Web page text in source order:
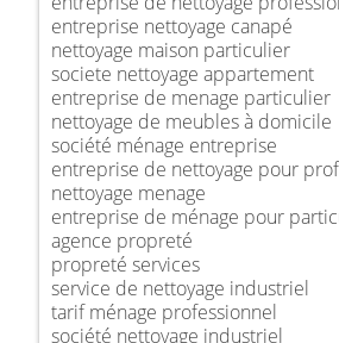
entreprise nettoyage canapé
nettoyage maison particulier
societe nettoyage appartement
entreprise de menage particulier
nettoyage de meubles à domicile
société ménage entreprise
entreprise de nettoyage pour
nettoyage menage
entreprise de ménage pour
agence propreté
propreté services
service de nettoyage industriel
tarif ménage professionnel
société nettoyage industriel